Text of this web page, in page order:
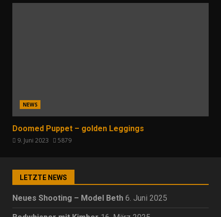
NEWS
Doomed Puppet – golden Leggings
9. Juni 2023 5879
LETZTE NEWS
Neues Shooting – Model Beth 6. Juni 2025